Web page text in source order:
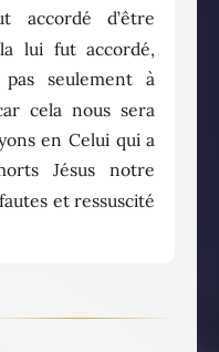
d’être
lui fut accordé,
pas seulement à
cela nous sera
en Celui qui a
Jésus notre
et ressuscité